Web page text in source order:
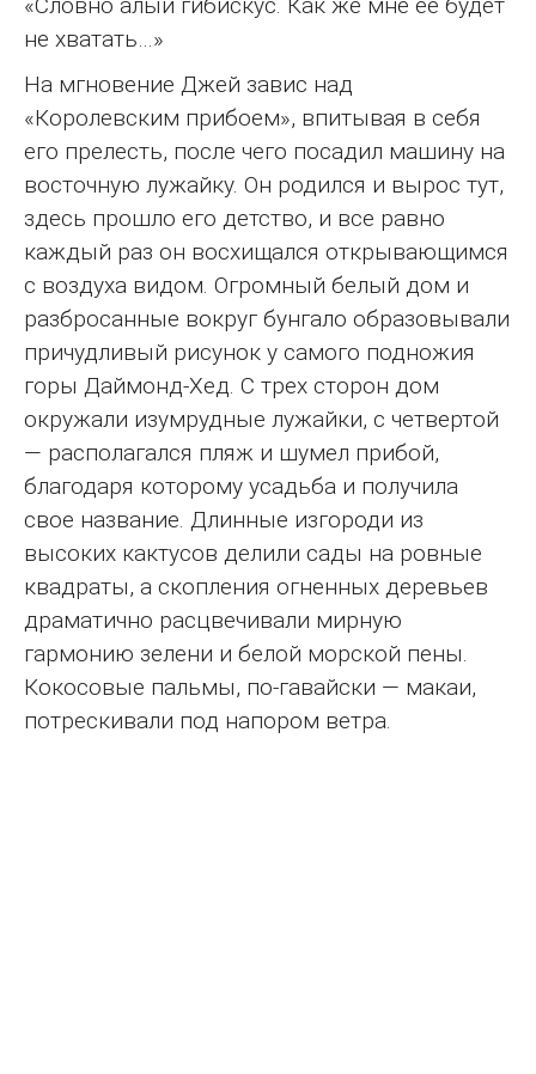
«Словно алый гибискус. Как же мне ее будет
не хватать…»
На мгновение Джей завис над
«Королевским прибоем», впитывая в себя
его прелесть, после чего посадил машину на
восточную лужайку. Он родился и вырос тут,
здесь прошло его детство, и все равно
каждый раз он восхищался открывающимся
с воздуха видом. Огромный белый дом и
разбросанные вокруг бунгало образовывали
причудливый рисунок у самого подножия
горы Даймонд-Хед. С трех сторон дом
окружали изумрудные лужайки, с четвертой
— располагался пляж и шумел прибой,
благодаря которому усадьба и получила
свое название. Длинные изгороди из
высоких кактусов делили сады на ровные
квадраты, а скопления огненных деревьев
драматично расцвечивали мирную
гармонию зелени и белой морской пены.
Кокосовые пальмы, по-гавайски — макаи,
потрескивали под напором ветра.